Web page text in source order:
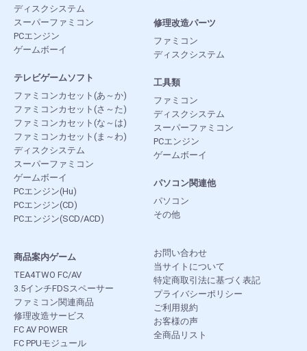
ディスクシステム
スーパーファミコン
PCエンジン
ゲームボーイ
テレビゲームソフト
ファミコンカセット(あ～か)
ファミコンカセット(さ～た)
ファミコンカセット(な～は)
ファミコンカセット(ま～わ)
ディスクシステム
スーパーファミコン
ゲームボーイ
PCエンジン(Hu)
PCエンジン(CD)
PCエンジン(SCD/ACD)
修理改造パーツ
ファミコン
ディスクシステム
工具類
ファミコン
ディスクシステム
スーパーファミコン
PCエンジン
ゲームボーイ
パソコン関連他
パソコン
その他
商品案内ゲーム
TEA4TWO FC/AV
3.5インチFDSスペーサー
ファミコン関連商品
修理改造サービス
FC AV POWER
FC PPUモジュール
お問い合わせ
当サイトについて
特定商取引法に基づく表記
プライバシーポリシー
ご利用規約
お客様の声
全商品リスト